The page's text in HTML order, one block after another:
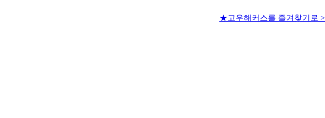
★고우해커스를 즐겨찾기로 >